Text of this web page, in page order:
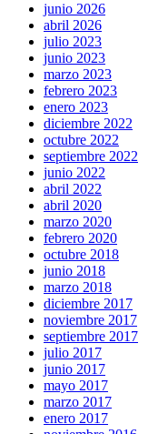
junio 2026
abril 2026
julio 2023
junio 2023
marzo 2023
febrero 2023
enero 2023
diciembre 2022
octubre 2022
septiembre 2022
junio 2022
abril 2022
abril 2020
marzo 2020
febrero 2020
octubre 2018
junio 2018
marzo 2018
diciembre 2017
noviembre 2017
septiembre 2017
julio 2017
junio 2017
mayo 2017
marzo 2017
enero 2017